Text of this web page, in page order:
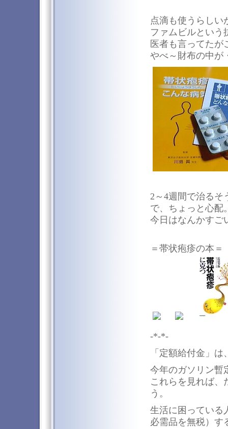
点滴も使うらしい
ファムビルという
医者も言ってたが
やべ～財布の中が
2～4週間で治るそ
で、ちょっと心配
今日はなんかすご
＝帯状疱疹の本＝
-*-*-
「定額給付金」
今年のガソリン暫
これらを見れば、
う。
生活に困っている
必需品を無税）す